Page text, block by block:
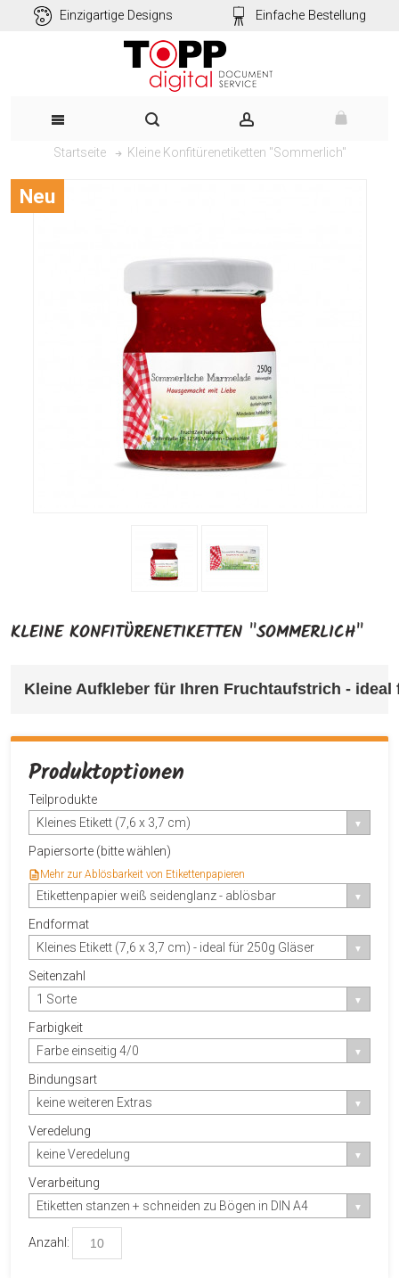
Einzigartige Designs Einfache Bestellung
Startseite Kleine Konfitürenetiketten "Sommerlich"
Neu
KLEINE KONFITÜRENETIKETTEN "SOMMERLICH"
Kleine Aufkleber für Ihren Fruchtaufstrich - ideal
Produktoptionen
Teilprodukte
Kleines Etikett (7,6 x 3,7 cm)
Papiersorte (bitte wählen)
Mehr zur Ablösbarkeit von Etikettenpapieren
Etikettenpapier weiß seidenglanz - ablösbar
Endformat
Kleines Etikett (7,6 x 3,7 cm) - ideal für 250g Gläser
Seitenzahl
1 Sorte
Farbigkeit
Farbe einseitig 4/0
Bindungsart
keine weiteren Extras
Veredelung
keine Veredelung
Verarbeitung
Etiketten stanzen + schneiden zu Bögen in DIN A4
Anzahl: